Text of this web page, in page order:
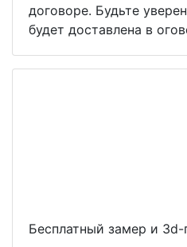
договоре. Будьте
будет доставлена в
Бесплатный замер и 3d-